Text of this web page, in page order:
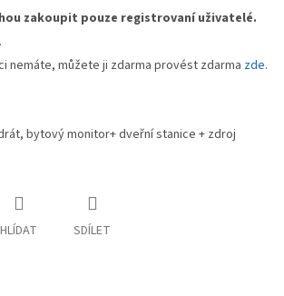
zakoupit pouze registrovaní uživatelé.
.
nemáte, můžete ji zdarma provést zdarma zde.
bytový monitor+ dveřní stanice + zdroj
HLÍDAT SDÍLET